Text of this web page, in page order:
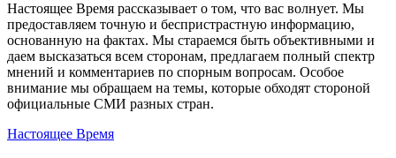
Настоящее Время рассказывает о том, что вас волнует. Мы
предоставляем точную и беспристрастную информацию,
основанную на фактах. Мы стараемся быть объективными и
даем высказаться всем сторонам, предлагаем полный спектр
мнений и комментариев по спорным вопросам. Особое
внимание мы обращаем на темы, которые обходят стороной
официальные СМИ разных стран.
Настоящее Время